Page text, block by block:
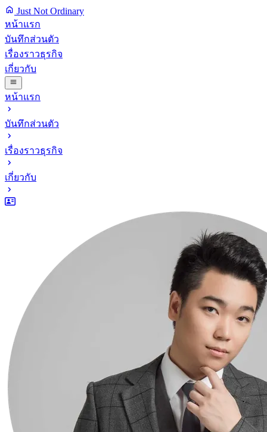
Just Not Ordinary
หน้าแรก
บันทึกส่วนตัว
เรื่องราวธุรกิจ
เกี่ยวกับ
หน้าแรก
บันทึกส่วนตัว
เรื่องราวธุรกิจ
เกี่ยวกับ